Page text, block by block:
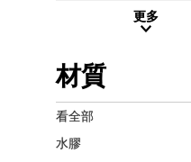
更多
材質
看全部
水膠